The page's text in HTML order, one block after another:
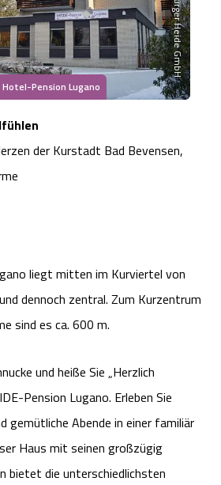
Heideflächen
Freizeitparks
Vital Urlaub
Städte
Ferienhäuser
Pensionen
Camping
auf dem Bauernhof
Südheide
im Frühling
im Sommer
im Herbst
Wandern
Fahrrad Urlaub
Reiten
Kutschen
Regionale Küche
Bahn Bispingen
Kletterparks
Walsrode
Lüneburger Heide
Schwarze Berge
Otter Zentrum
Thermen
Fasten & Co.
Balance
mit Schwimmbad
Veranstaltungen
Lüneburg
Lüneburg
Lüneburg
Celle
Celle
Celle
A A A
Hotel-Pension Lugano
der Kurstadt Bad Bevensen,
liegt mitten im Kurviertel von
dennoch zentral. Zum Kurzentrum
sind es ca. 600 m.
und heiße Sie „Herzlich
Pension Lugano. Erleben Sie
gemütliche Abende in einer familiär
Haus mit seinen großzügig
bietet die unterschiedlichsten